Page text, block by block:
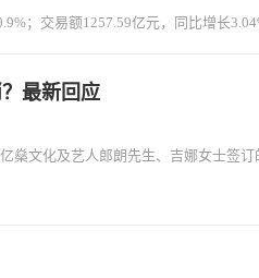
；交易额1257.59亿元，同比增长
最新回应
文化及艺人郎朗先生、吉娜女士签订